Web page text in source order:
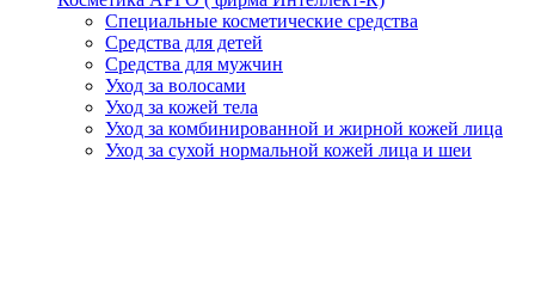
Специальные косметические средства
Средства для детей
Средства для мужчин
Уход за волосами
Уход за кожей тела
Уход за комбинированной и жирной кожей лица
Уход за сухой нормальной кожей лица и шеи